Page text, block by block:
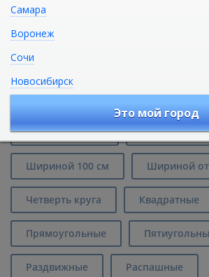
Душевые углы
Шириной 80 см Шириной 90
Шириной 100 см Шириной
Четверть круга Квадратные
Прямоугольные
Раздвижные Распашные
Самара
Воронеж
Сочи
Новосибирск
Это мой город